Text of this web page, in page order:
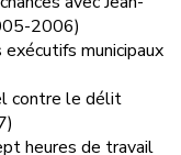
2006)
municipaux
contre le délit
heures de travail